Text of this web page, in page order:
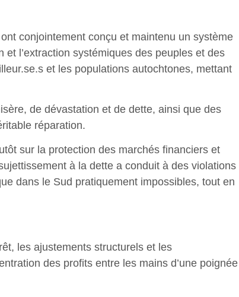
conjointement conçu et maintenu un système
l’extraction systémiques des peuples et des
et les populations autochtones, mettant
de dévastation et de dette, ainsi que des
réparation.
sur la protection des marchés financiers et
à la dette a conduit à des violations
dans le Sud pratiquement impossibles, tout en
les ajustements structurels et les
des profits entre les mains d’une poignée